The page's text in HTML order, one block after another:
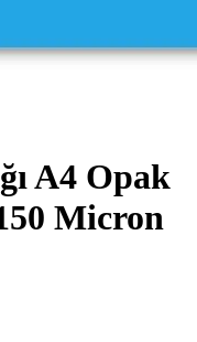
A4 Opak
Micron